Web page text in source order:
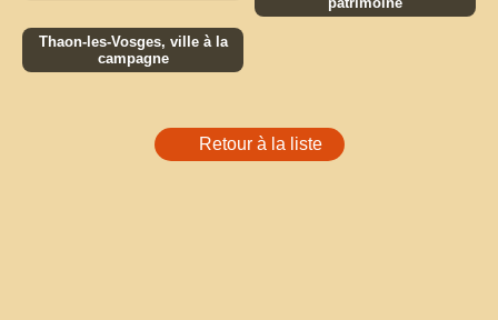
Thaon-les-Vosges, ville à la
campagne
Retour à la liste